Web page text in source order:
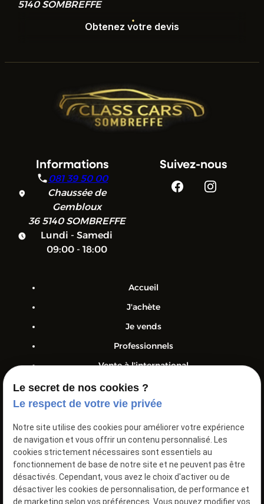
5140 SOMBREFFE
Obtenez votre devis
Informations
081 39 50 00
Chaussée de
Gembloux
36 5140 SOMBREFFE
Lundi - Samedi
09:00 - 18:00
Suivez-nous
Accueil
J'achète
Je vends
Professionnels
Vente à l'international
Nos véhicules
Actualités
Devis
Contact
Class Cars – Vente et rachat de véhicules neufs et
d’occasion, toutes marques et tous budgets.
Le secret de nos cookies ?
Le respect de votre vie privée
Notre site utilise des cookies pour améliorer votre expérience
de navigation et vous offrir un contenu personnalisé. Les
cookies strictement nécessaires sont essentiels au
fonctionnement de base de notre site et ne peuvent pas être
désactivés. Cependant, vous avez le choix d'activer ou de
désactiver les cookies de personnalisation, de performance et
de marketing selon vos préférences. Vous pouvez modifier vos